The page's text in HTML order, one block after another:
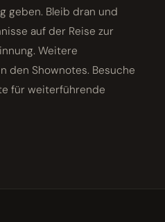
geben. Bleib dran und
auf der Reise zur
Weitere
den Shownotes. Besuche
für weiterführende